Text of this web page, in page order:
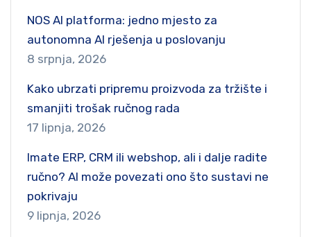
NOS AI platforma: jedno mjesto za
autonomna AI rješenja u poslovanju
8 srpnja, 2026
Kako ubrzati pripremu proizvoda za tržište i
smanjiti trošak ručnog rada
17 lipnja, 2026
Imate ERP, CRM ili webshop, ali i dalje radite
ručno? AI može povezati ono što sustavi ne
pokrivaju
9 lipnja, 2026